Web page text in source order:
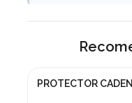
PROTECTOR